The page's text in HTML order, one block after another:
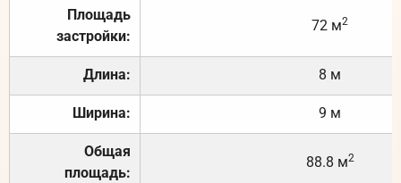
Площадь
застройки:
72 м2
Длина: 8 м
Ширина: 9 м
Общая
площадь:
88.8 м2